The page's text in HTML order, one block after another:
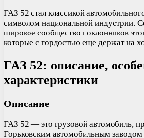
ГАЗ 52 стал классикой
символом национальной индустрии.
широкое сообщество поклонников
которые с гордостью еще держат на
ГАЗ 52: описание,
характеристики
Описание
ГАЗ 52 — это грузовой автомобиль,
Горьковским автомобильным